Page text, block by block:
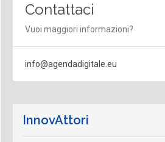
Contattaci
Vuoi maggiori informazioni?
info@agendadigitale.eu
InnovAttori